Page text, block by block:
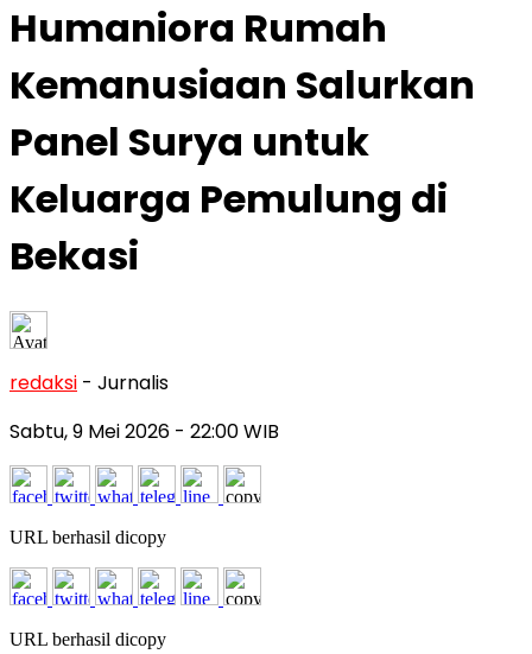
Humaniora Rumah
Kemanusiaan Salurkan
Panel Surya untuk
Keluarga Pemulung di
Bekasi
redaksi - Jurnalis
Sabtu, 9 Mei 2026 - 22:00 WIB
URL berhasil dicopy
URL berhasil dicopy